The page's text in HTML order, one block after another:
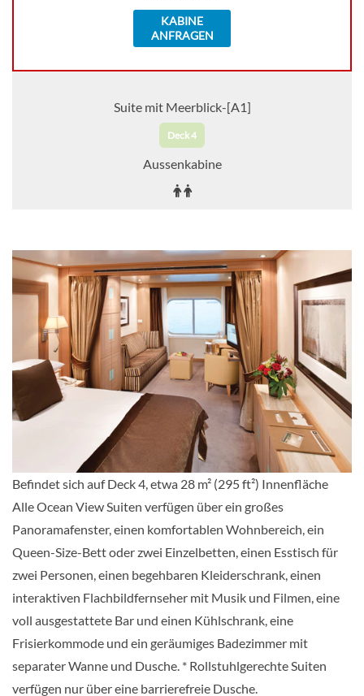
KABINE
ANFRAGEN
Suite mit Meerblick-[A1]
Deck 4
Aussenkabine
AUSWÄHLEN
KABINE
ANFRAGEN
Veranda Suite Garantie-[RB]
GUAR
Balkonkabine
Auf Anfrage
AUSWÄHLEN
KABINE
ANFRAGEN
Veranda Suite-[V1]
Balkonkabine
Auf Anfrage
Befindet sich auf Deck 4, etwa 28 m² (295 ft²) Innenfläche
Alle Ocean View Suiten verfügen über ein großes
Panoramafenster, einen komfortablen Wohnbereich, ein
Queen-Size-Bett oder zwei Einzelbetten, einen Esstisch für
zwei Personen, einen begehbaren Kleiderschrank, einen
interaktiven Flachbildfernseher mit Musik und Filmen, eine
voll ausgestattete Bar und einen Kühlschrank, eine
Frisierkommode und ein geräumiges Badezimmer mit
separater Wanne und Dusche. * Rollstuhlgerechte Suiten
verfügen nur über eine barrierefreie Dusche.